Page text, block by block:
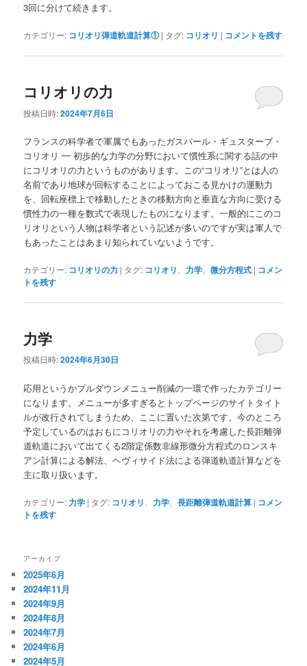
3回に分けて続きます。
カテゴリー: コリオリ弾道軌道計算① | タグ: コリオリ | コメントを残す
コリオリの力
投稿日時:2024年7月6日
フランスの科学者で軍属でもあったガスパール・ギュスターブ・
コリオリ ━ 初歩的な力学の分野において慣性系に関する話の中
にコリオリの力というものがあります。この“コリオリ”とは人の
名前であり地球が回転することによっておこる見かけの運動力
を、回転座標上で移動したときの移動方向と垂直な方向に受ける
慣性力の一種を数式で表現したものになります。一般的にこのコ
リオリという人物は科学者という記述が多いのですが実は軍人で
もあったことはあまり知られていないようです。
カテゴリー: コリオリの力 | タグ: コリオリ 力学 、微分方程式 | コメン
トを残す
力学
投稿日時:2024年6月30日
応用というかプルダウンメニュー削減の一環で作ったカテゴリー
になります。メニューが多すぎるとトップページのサイトタイト
ルが改行されてしまうため、ここに置いた次第です。今のところ
予定しているのはおもにコリオリの力やそれを考慮した長距離弾
道軌道において出てくる2階定係数非線形微分方程式のロンスキ
アン計算による解法、ヘヴィサイド法による弾道軌道計算などを
主に取り扱います。
カテゴリー: 力学 | タグ: コリオリ 力学 、長距離弾道軌道計算 | コメン
トを残す
アーカイブ
2025年6月
2024年11月
2024年9月
2024年8月
2024年7月
2024年6月
2024年5月